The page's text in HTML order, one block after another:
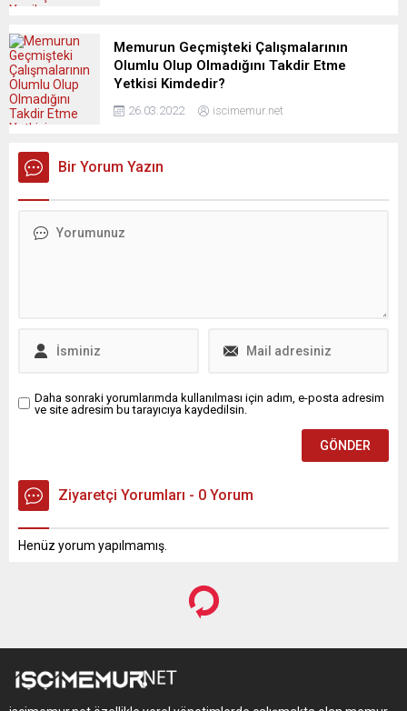
Memurun Geçmişteki Çalışmalarının
Olumlu Olup Olmadığını Takdir Etme
Yetkisi Kimdedir?
26.03.2022 iscimemur.net
Bir Yorum Yazın
Daha sonraki yorumlarımda kullanılması için adım, e-posta adresim
ve site adresim bu tarayıcıya kaydedilsin.
Ziyaretçi Yorumları - 0 Yorum
Henüz yorum yapılmamış.